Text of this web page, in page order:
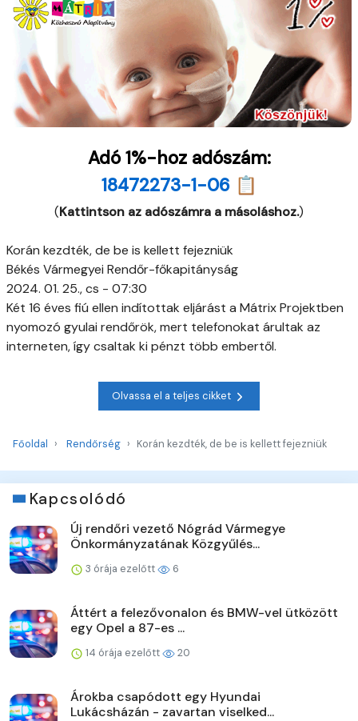
Adó 1%-hoz adószám:
18472273-1-06 📋
(Kattintson az adószámra a másoláshoz.)
Korán kezdték, de be is kellett fejezniük
Békés Vármegyei Rendőr-főkapitányság
2024. 01. 25., cs - 07:30
Két 16 éves fiú ellen indítottak eljárást a Mátrix Projektben
nyomozó gyulai rendőrök, mert telefonokat árultak az
interneten, így csaltak ki pénzt több embertől.
Olvassa el a teljes cikket
Főoldal Rendőrség Korán kezdték, de be is kellett fejezniük
Kapcsolódó
Új rendőri vezető Nógrád Vármegye
Önkormányzatának Közgyűlés...
3 órája ezelőtt 6
Áttért a felezővonalon és BMW-vel ütközött
egy Opel a 87-es ...
14 órája ezelőtt 20
Árokba csapódott egy Hyundai
Lukácsházán - zavartan viselked...